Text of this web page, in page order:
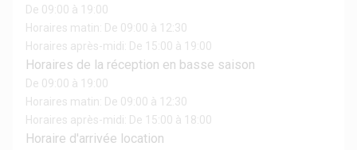
De 09:00 à 19:00
Horaires matin: De 09:00 à 12:30
Horaires après-midi: De 15:00 à 19:00
Horaires de la réception en basse saison
De 09:00 à 19:00
Horaires matin: De 09:00 à 12:30
Horaires après-midi: De 15:00 à 18:00
Horaire d'arrivée location